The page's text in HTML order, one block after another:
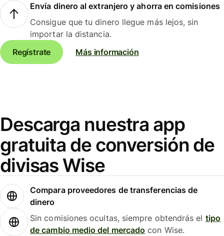
Envía dinero al extranjero y ahorra en comisiones
Consigue que tu dinero llegue más lejos, sin
importar la distancia.
Regístrate
Más información
Descarga nuestra app
gratuita de conversión de
divisas Wise
Compara proveedores de transferencias de
dinero
Sin comisiones ocultas, siempre obtendrás el tipo
de cambio medio del mercado con Wise.